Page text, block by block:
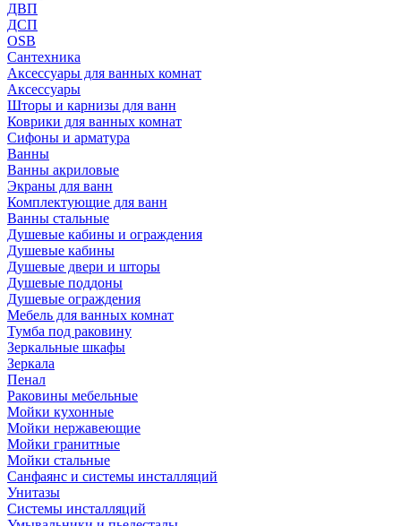
ДВП
ДСП
OSB
Сантехника
Аксессуары для ванных комнат
Аксессуары
Шторы и карнизы для ванн
Коврики для ванных комнат
Сифоны и арматура
Ванны
Ванны акриловые
Экраны для ванн
Комплектующие для ванн
Ванны стальные
Душевые кабины и ограждения
Душевые кабины
Душевые двери и шторы
Душевые поддоны
Душевые ограждения
Мебель для ванных комнат
Тумба под раковину
Зеркальные шкафы
Зеркала
Пенал
Раковины мебельные
Мойки кухонные
Мойки нержавеющие
Мойки гранитные
Мойки стальные
Санфаянс и системы инсталляций
Унитазы
Системы инсталляций